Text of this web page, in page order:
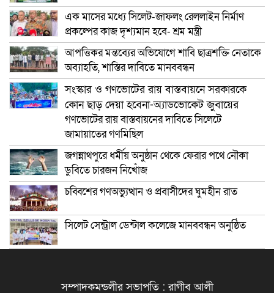
এক মাসের মধ্যে সিলেট-জাফলং রেললাইন নির্মাণ
প্রকল্পের কাজ দৃশ্যমান হবে- শ্রম মন্ত্রী
আপত্তিকর মন্তব্যের অভিযোগে শাবি ছাত্রশক্তি নেতাকে
অব্যাহতি, শাস্তির দাবিতে মানববন্ধন
সংস্কার ও গণভোটের রায় বাস্তবায়নে সরকারকে
কোন ছাড় দেয়া হবেনা-অ্যাডভোকেট জুবায়ের
গণভোটের রায় বাস্তবায়নের দাবিতে সিলেটে
জামায়াতের গণমিছিল
জগন্নাথপুরে ধর্মীয় অনুষ্ঠান থেকে ফেরার পথে নৌকা
ডুবিতে চারজন নিখোঁজ
চব্বিশের গণঅভ্যুত্থান ও প্রবাসীদের ঘুমহীন রাত
সিলেট সেন্ট্রাল ডেন্টাল কলেজে মানববন্ধন অনুষ্ঠিত
সম্পাদকমন্ডলীর সভাপতি : রাগীব আলী